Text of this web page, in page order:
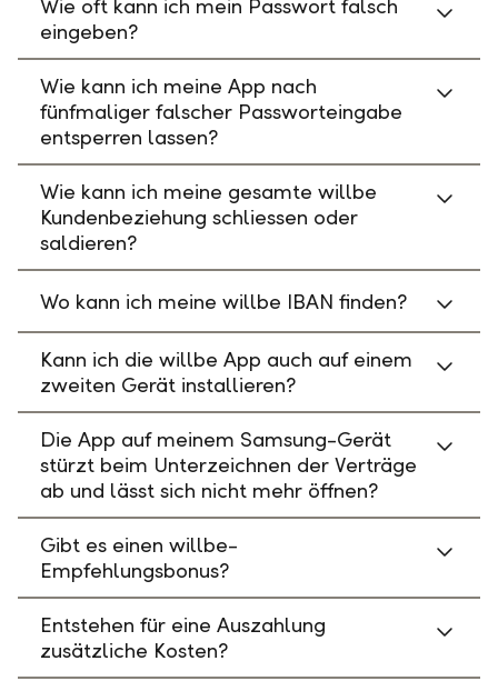
Wie oft kann ich mein Passwort falsch
eingeben?
Wie kann ich meine App nach
fünfmaliger falscher Passworteingabe
entsperren lassen?
Wie kann ich meine gesamte willbe
Kundenbeziehung schliessen oder
saldieren?
Wo kann ich meine willbe IBAN finden?
Kann ich die willbe App auch auf einem
zweiten Gerät installieren?
Die App auf meinem Samsung-Gerät
stürzt beim Unterzeichnen der Verträge
ab und lässt sich nicht mehr öffnen?
Gibt es einen willbe-
Empfehlungsbonus?
Entstehen für eine Auszahlung
zusätzliche Kosten?